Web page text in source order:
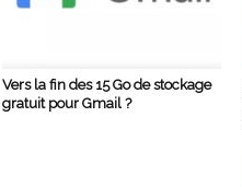
Vers la fin des 15 Go de stockage
gratuit pour Gmail ?